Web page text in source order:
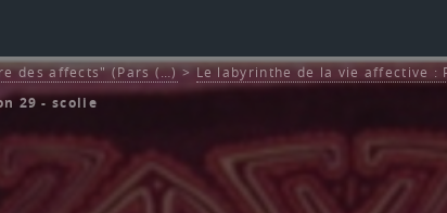
des affects" (Pars (…)>Le labyrinthe de la vie affective :
29 - scolie